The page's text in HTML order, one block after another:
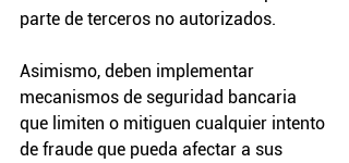
parte de terceros no autorizados.
Asimismo, deben implementar
mecanismos de seguridad bancaria
que limiten o mitiguen cualquier intento
de fraude que pueda afectar a sus